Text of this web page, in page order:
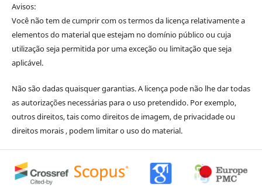
Avisos:
Você não tem de cumprir com os termos da licença relativamente a
elementos do material que estejam no domínio público ou cuja
utilização seja permitida por uma exceção ou limitação que seja
aplicável.
Não são dadas quaisquer garantias. A licença pode não lhe dar todas
as autorizações necessárias para o uso pretendido. Por exemplo,
outros direitos, tais como direitos de imagem, de privacidade ou
direitos morais , podem limitar o uso do material.